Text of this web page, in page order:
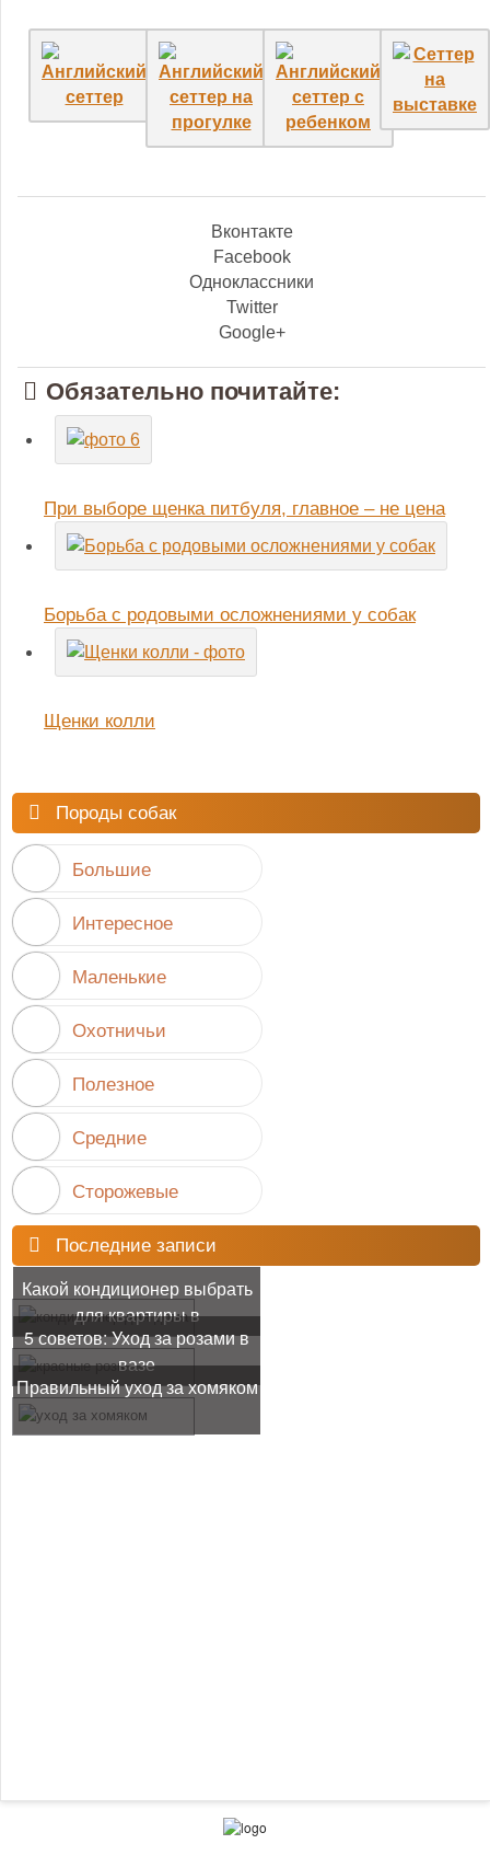
Вконтакте
Facebook
Одноклассники
Twitter
Google+
Обязательно почитайте:
При выборе щенка питбуля, главное – не цена
Борьба с родовыми осложнениями у собак
Щенки колли
Породы собак
Большие
Интересное
Маленькие
Охотничьи
Полезное
Средние
Сторожевые
Последние записи
Какой кондиционер выбрать
для квартиры в
многоквартирном доме?
5 советов: Уход за розами в
вазе
Правильный уход за хомяком